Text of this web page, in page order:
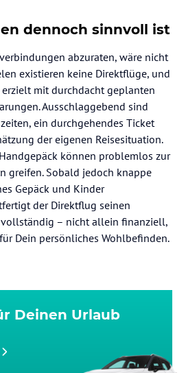
dennoch sinnvoll ist
abzuraten, wäre nicht
existieren keine Direktflüge, und
mit durchdacht geplanten
Ausschlaggebend sind
ein durchgehendes Ticket
der eigenen Reisesituation.
können problemlos zur
greifen. Sobald jedoch knappe
Gepäck und Kinder
der Direktflug seinen
vollständig – nicht allein finanziell,
Dein persönliches Wohlbefinden.
Deinen Urlaub